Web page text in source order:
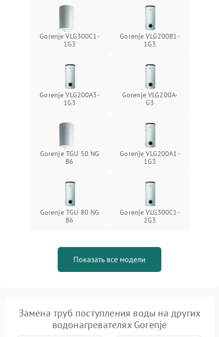
Gorenje VLG300C1-
1G3
Gorenje VLG200B1-
1G3
Gorenje VLG200A3-
1G3
Gorenje VLG200A-
G3
Gorenje TGU 50 NG
B6
Gorenje VLG200А1-
1G3
Gorenje TGU 80 NG
B6
Gorenje VLG300C1-
2G3
Показать все модели
Замена труб поступления воды на других
водонагревателях Gorenje